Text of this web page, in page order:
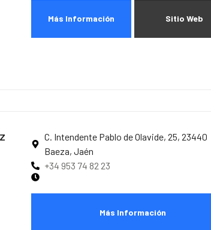
Más Información Sitio Web
C. Intendente Pablo de Olavide, 25, 23440
Baeza, Jaén
+34 953 74 82 23
Más Información